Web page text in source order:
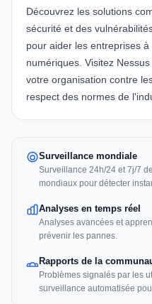
Découvrez les solutions
sécurité et des
pour aider les entreprises
numériques. Visitez
votre organisation contre
respect des normes de
Surveillance mondiale
Surveillance 24h/24 et 7j/7
mondiaux pour détecter
Analyses en temps réel
Analyses avancées et
prévenir les pannes.
Rapports de la
Problèmes signalés par les
surveillance automatisée